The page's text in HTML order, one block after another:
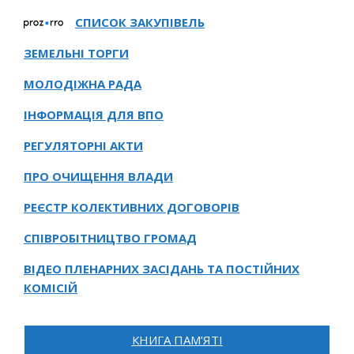
СПИСОК ЗАКУПІВЕЛЬ
ЗЕМЕЛЬНІ ТОРГИ
МОЛОДІЖНА РАДА
ІНФОРМАЦІЯ ДЛЯ ВПО
РЕГУЛЯТОРНІ АКТИ
ПРО ОЧИЩЕННЯ ВЛАДИ
РЕЄСТР КОЛЕКТИВНИХ ДОГОВОРІВ
СПІВРОБІТНИЦТВО ГРОМАД
ВІДЕО ПЛЕНАРНИХ ЗАСІДАНЬ ТА ПОСТІЙНИХ
КОМІСІЙ
КНИГА ПАМ’ЯТІ